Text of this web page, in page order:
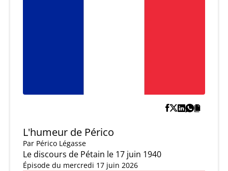
L'humeur de Périco
Par Périco Légasse
Le discours de Pétain le 17 juin 1940
Épisode du mercredi 17 juin 2026